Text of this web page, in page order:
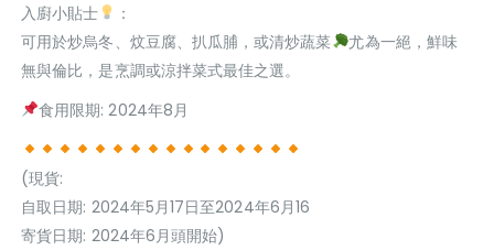
入廚小貼士
：
可用於炒烏冬、炆豆腐、扒瓜脯，或清炒蔬菜
尤為一絕，鮮味
無與倫比，是烹調或涼拌菜式最佳之選。
食用限期: 2024年8月
(現貨:
自取日期: 2024年5月17日至2024年6月16
寄貨日期: 2024年6月頭開始)